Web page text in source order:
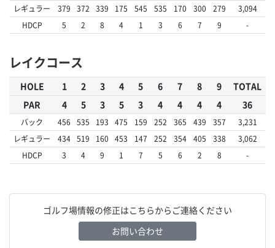
レギュラー
379 372 339 175 545 535 170 300 279
3,094
HDCP
5 2 8 4 1 3 6 7 9 -
レイクコース
HOLE 1 2 3 4 5 6 7 8 9
TOTAL
PAR
4 5 3 5 3 4 4 4 4 36
バック 456 535 193 475 159 252 365 439 357
3,231
レギュラー
434 519 160 453 147 252 354 405 338
3,062
HDCP
3 4 9 1 7 5 6 2 8 -
ゴルフ場情報の修正はこちらからご連絡ください
お問い合わせ